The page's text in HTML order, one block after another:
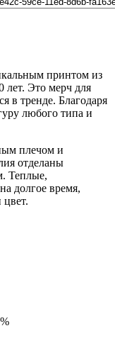
принтом из
лет. Это мерч для
в тренде. Благодаря
любого типа и
плечом и
отделаны
Теплые,
долгое время,